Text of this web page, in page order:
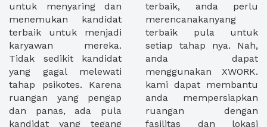
untuk menyaring dan
menemukan kandidat
terbaik untuk menjadi
karyawan mereka.
Tidak sedikit kandidat
yang gagal melewati
tahap psikotes. Karena
ruangan yang pengap
dan panas, ada pula
kandidat yang tegang
terbaik, anda perlu
merencanakanyang
terbaik pula untuk
setiap tahap nya. Nah,
anda dapat
menggunakan XWORK.
kami dapat membantu
anda mempersiapkan
ruangan dengan
fasilitas dan lokasi